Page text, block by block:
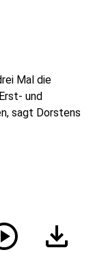
Mal die
und
sagt Dorstens
download